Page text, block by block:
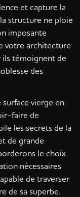
et capture la
structure ne ploie
imposante
votre architecture
ils témoignent de
des
vierge en
faire de
les secrets de la
de grande
le choix
nécessaires
de traverser
de sa superbe.